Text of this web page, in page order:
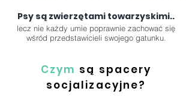
Psy są zwierzętami towarzyskimi..
lecz nie każdy umie poprawnie zachować się
wśród przedstawicieli swojego gatunku.
Czym są spacery
socjalizacyjne?